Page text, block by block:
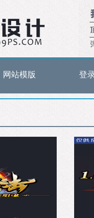
网站模版 登